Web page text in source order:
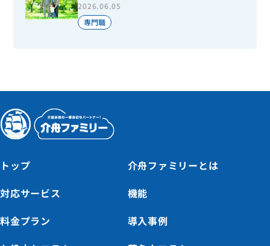
2026.06.05
専門職
トップ
介舟ファミリーとは
対応サービス
機能
料金プラン
導入事例